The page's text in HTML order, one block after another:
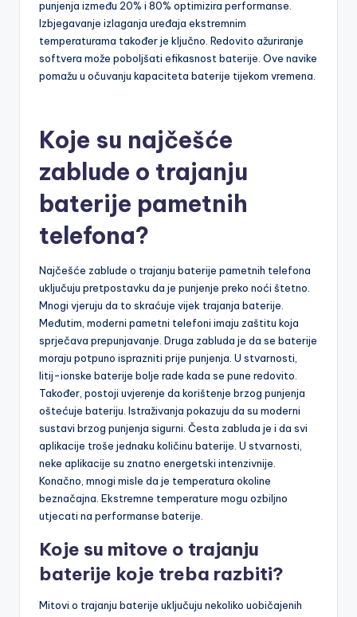
punjenja između 20% i 80% optimizira performanse.
Izbjegavanje izlaganja uređaja ekstremnim
temperaturama također je ključno. Redovito ažuriranje
softvera može poboljšati efikasnost baterije. Ove navike
pomažu u očuvanju kapaciteta baterije tijekom vremena.
Koje su najčešće
zablude o trajanju
baterije pametnih
telefona?
Najčešće zablude o trajanju baterije pametnih telefona
uključuju pretpostavku da je punjenje preko noći štetno.
Mnogi vjeruju da to skraćuje vijek trajanja baterije.
Međutim, moderni pametni telefoni imaju zaštitu koja
sprječava prepunjavanje. Druga zabluda je da se baterije
moraju potpuno isprazniti prije punjenja. U stvarnosti,
litij-ionske baterije bolje rade kada se pune redovito.
Također, postoji uvjerenje da korištenje brzog punjenja
oštećuje bateriju. Istraživanja pokazuju da su moderni
sustavi brzog punjenja sigurni. Česta zabluda je i da svi
aplikacije troše jednaku količinu baterije. U stvarnosti,
neke aplikacije su znatno energetski intenzivnije.
Konačno, mnogi misle da je temperatura okoline
beznačajna. Ekstremne temperature mogu ozbiljno
utjecati na performanse baterije.
Koje su mitove o trajanju
baterije koje treba razbiti?
Mitovi o trajanju baterije uključuju nekoliko uobičajenih